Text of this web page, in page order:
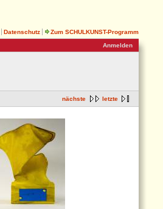
Datenschutz
Zum SCHULKUNST-Programm
Anmelden
nächste letzte